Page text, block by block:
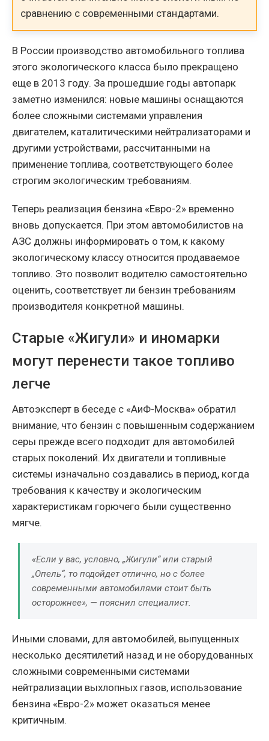
сравнению с современными стандартами.
В России производство автомобильного топлива
этого экологического класса было прекращено
еще в 2013 году. За прошедшие годы автопарк
заметно изменился: новые машины оснащаются
более сложными системами управления
двигателем, каталитическими нейтрализаторами и
другими устройствами, рассчитанными на
применение топлива, соответствующего более
строгим экологическим требованиям.
Теперь реализация бензина «Евро-2» временно
вновь допускается. При этом автомобилистов на
АЗС должны информировать о том, к какому
экологическому классу относится продаваемое
топливо. Это позволит водителю самостоятельно
оценить, соответствует ли бензин требованиям
производителя конкретной машины.
Старые «Жигули» и иномарки
могут перенести такое топливо
легче
Автоэксперт в беседе с «АиФ-Москва» обратил
внимание, что бензин с повышенным содержанием
серы прежде всего подходит для автомобилей
старых поколений. Их двигатели и топливные
системы изначально создавались в период, когда
требования к качеству и экологическим
характеристикам горючего были существенно
мягче.
«Если у вас, условно, „Жигули“ или старый
„Опель“, то подойдет отлично, но с более
современными автомобилями стоит быть
осторожнее», — пояснил специалист.
Иными словами, для автомобилей, выпущенных
несколько десятилетий назад и не оборудованных
сложными современными системами
нейтрализации выхлопных газов, использование
бензина «Евро-2» может оказаться менее
критичным.